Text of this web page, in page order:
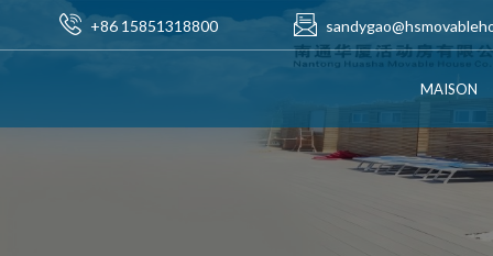
+86 15851318800
MAISON